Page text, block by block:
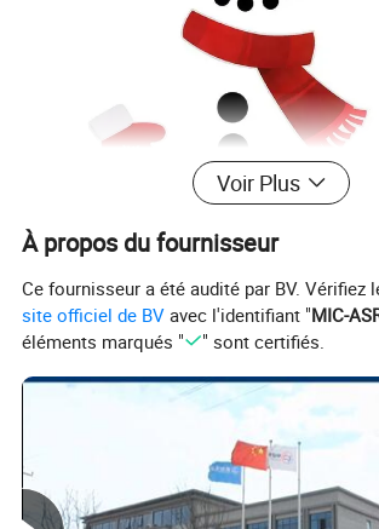
Voir Plus
À propos du fournisseur
Ce fournisseur a été audité par BV. Vérifiez
site officiel de BV avec l'identifiant "MIC-
éléments marqués "
" sont certifiés.